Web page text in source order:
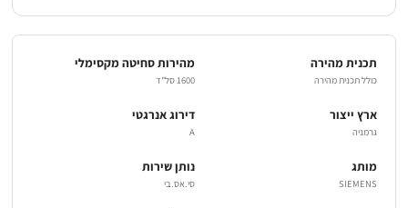
תכנית מהירה
כולל תכנית מהירה
מהירות סחיטה מקסימלי
1600 סל"ד
ארץ ייצור
גרמניה
דירוג אנרגטי
A
מותג
SIEMENS
נותן שירות
סי.אס.בי